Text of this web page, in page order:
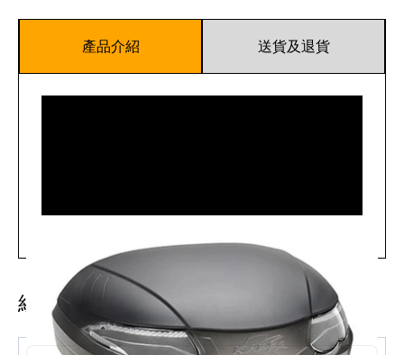
經常一起購買
產品介紹 送貨及退貨
CRABOO FOAM SPRAYER